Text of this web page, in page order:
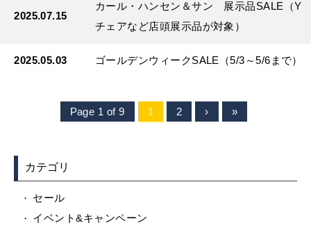
2025.07.15
カール・ハンセン＆サン 展示品SALE（Y
チェアなど店頭展示品が対象）
2025.05.03 ゴールデンウィークSALE（5/3～5/6まで）
Page 1 of 9 1 2 › »
カテゴリ
セール
イベント&キャンペーン